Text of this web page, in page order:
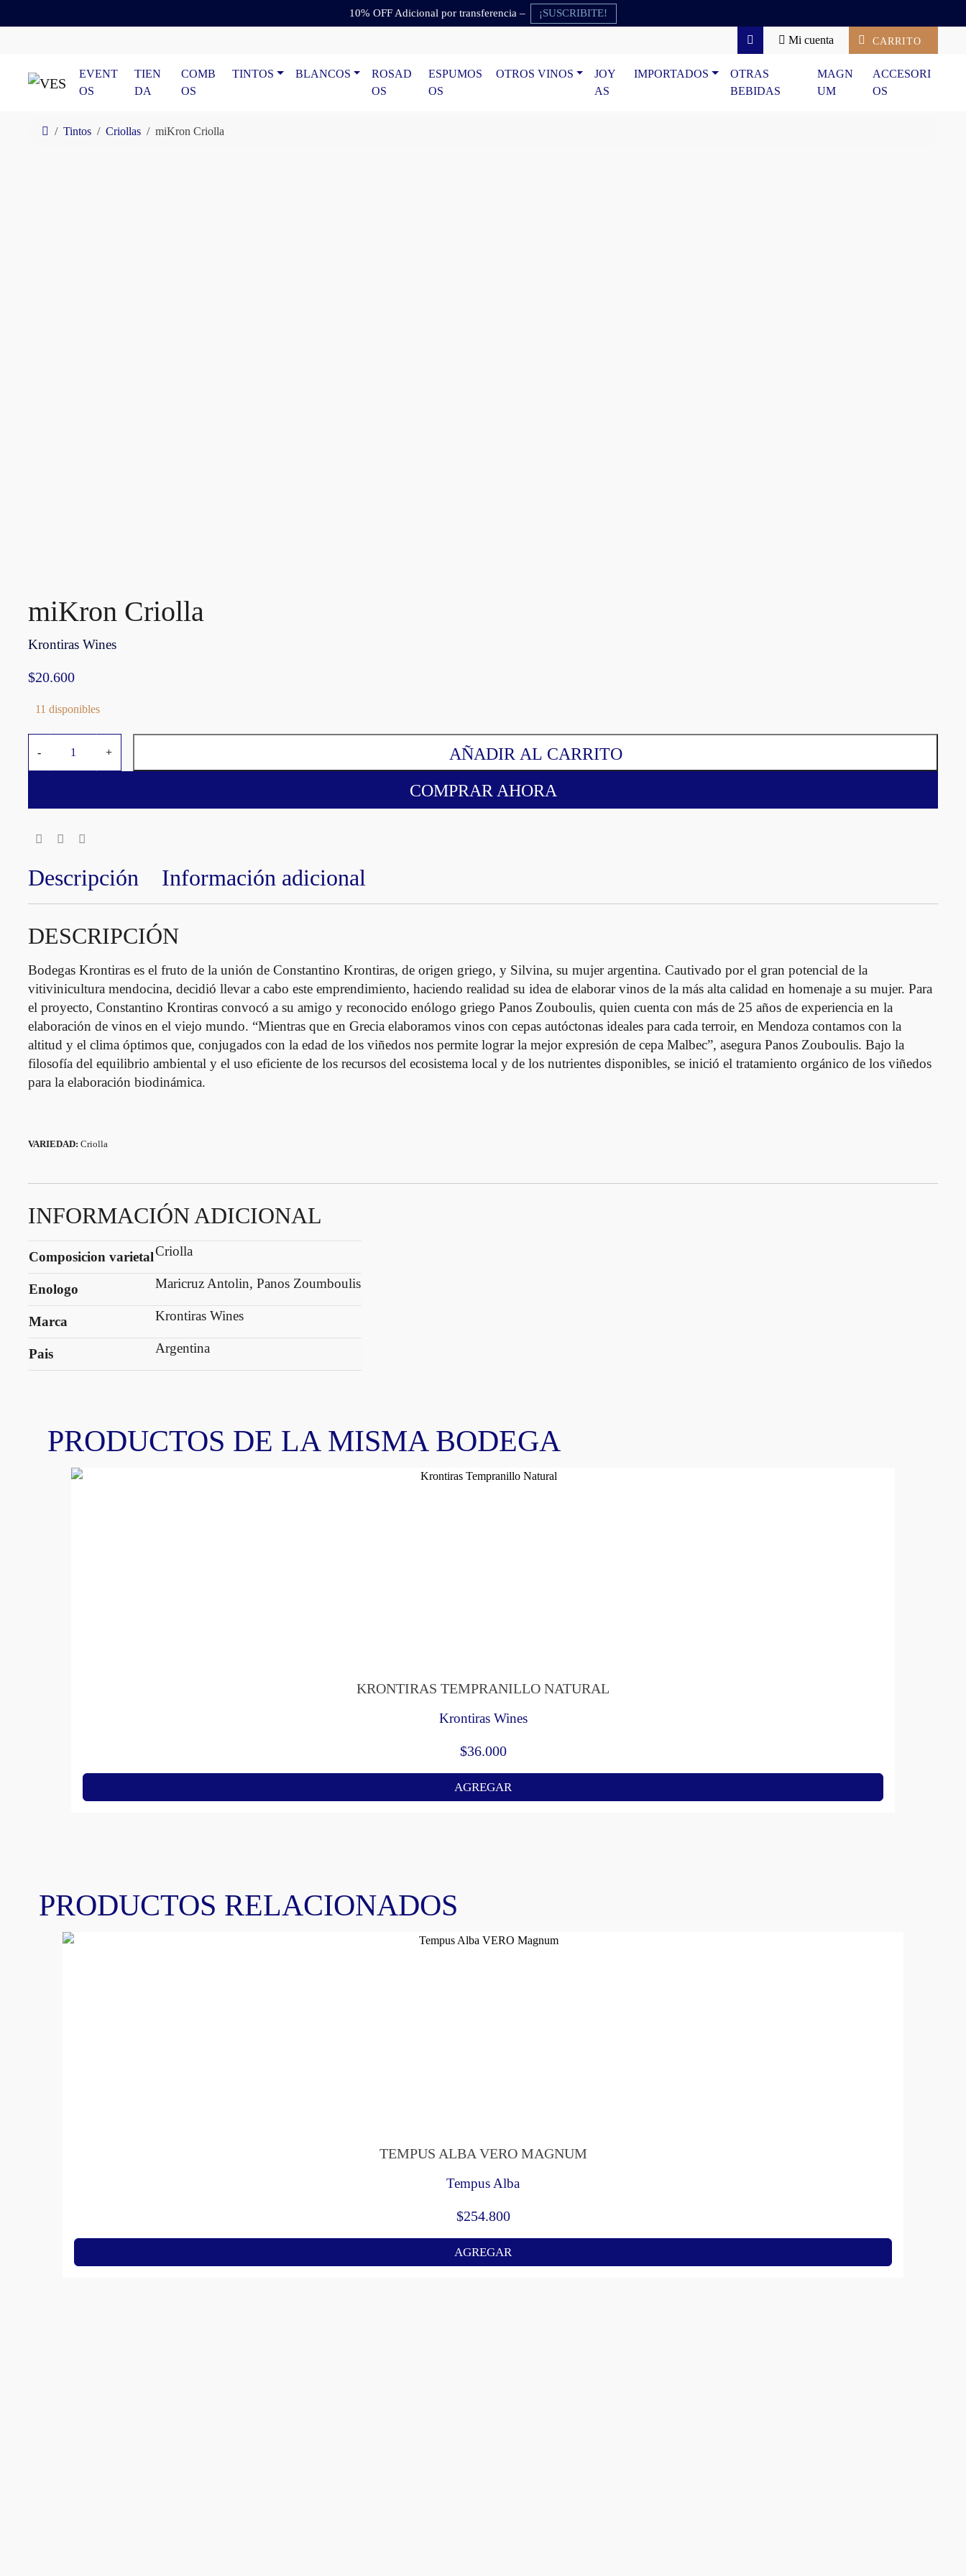
10% OFF Adicional por transferencia – ¡SUSCRIBITE!
Search
Mi cuenta CARRITO
EVENT
OS
TIEN
DA
COMB
OS
TINTOS BLANCOS
ROSAD
OS
ESPUMOS
OS
OTROS VINOS
JOY
AS
IMPORTADOS
OTRAS
BEBIDAS
MAGN
UM
ACCESORI
OS
Home
Tintos Criollas miKron Criolla
miKron Criolla
Krontiras Wines
$20.600
11 disponibles
-
o
l
c
i
d
a
d
+
AÑADIR AL CARRITO
COMPRAR AHORA
Descripción Información adicional
DESCRIPCIÓN
Bodegas Krontiras es el fruto de la unión de Constantino Krontiras, de origen griego, y Silvina, su mujer argentina. Cautivado por el gran potencial de la
vitivinicultura mendocina, decidió llevar a cabo este emprendimiento, haciendo realidad su idea de elaborar vinos de la más alta calidad en homenaje a su mujer. Para
el proyecto, Constantino Krontiras convocó a su amigo y reconocido enólogo griego Panos Zouboulis, quien cuenta con más de 25 años de experiencia en la
elaboración de vinos en el viejo mundo. “Mientras que en Grecia elaboramos vinos con cepas autóctonas ideales para cada terroir, en Mendoza contamos con la
altitud y el clima óptimos que, conjugados con la edad de los viñedos nos permite lograr la mejor expresión de cepa Malbec”, asegura Panos Zouboulis. Bajo la
filosofía del equilibrio ambiental y el uso eficiente de los recursos del ecosistema local y de los nutrientes disponibles, se inició el tratamiento orgánico de los viñedos
para la elaboración biodinámica.
VARIEDAD: Criolla
INFORMACIÓN ADICIONAL
Composicion varietalCriolla
Enologo Maricruz Antolin, Panos Zoumboulis
Marca Krontiras Wines
Pais Argentina
PRODUCTOS DE LA MISMA BODEGA
KRONTIRAS TEMPRANILLO NATURAL
Krontiras Wines
$36.000
AGREGAR
PRODUCTOS RELACIONADOS
TEMPUS ALBA VERO MAGNUM
Tempus Alba
$254.800
AGREGAR